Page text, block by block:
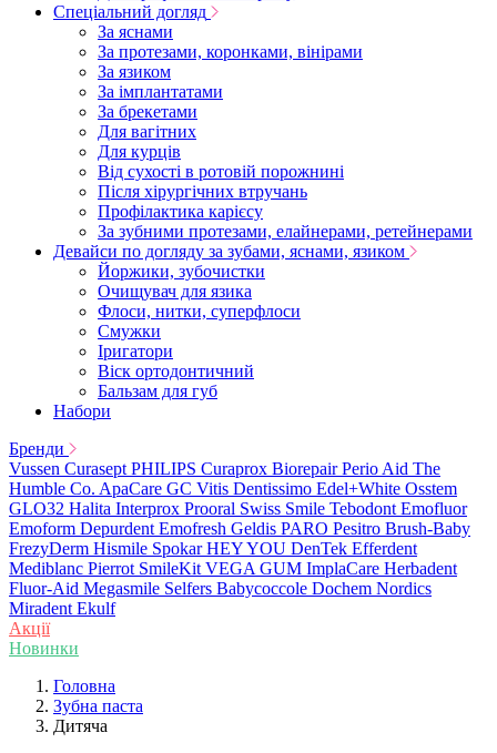
Спеціальний догляд
За яснами
За протезами, коронками, вінірами
За язиком
За імплантатами
За брекетами
Для вагітних
Для курців
Від сухості в ротовій порожнині
Після хірургічних втручань
Профілактика карієсу
За зубними протезами, елайнерами, ретейнерами
Девайси по догляду за зубами, яснами, язиком
Йоржики, зубочистки
Очищувач для язика
Флоси, нитки, суперфлоси
Смужки
Іригатори
Віск ортодонтичний
Бальзам для губ
Набори
Бренди
Vussen Curasept PHILIPS Curaprox Biorepair Perio Aid The
Humble Co. ApaCare GC Vitis Dentissimo Edel+White Osstem
GLO32 Halita Interprox Prooral Swiss Smile Tebodont Emofluor
Emoform Depurdent Emofresh Geldis PARO Pesitro Brush-Baby
FrezyDerm Hismile Spokar HEY YOU DenTek Efferdent
Mediblanc Pierrot SmileKit VEGA GUM ImplaCare Herbadent
Fluor-Aid Megasmile Selfers Babycoccole Dochem Nordics
Miradent Ekulf
Акції
Новинки
Головна
Зубна паста
Дитяча